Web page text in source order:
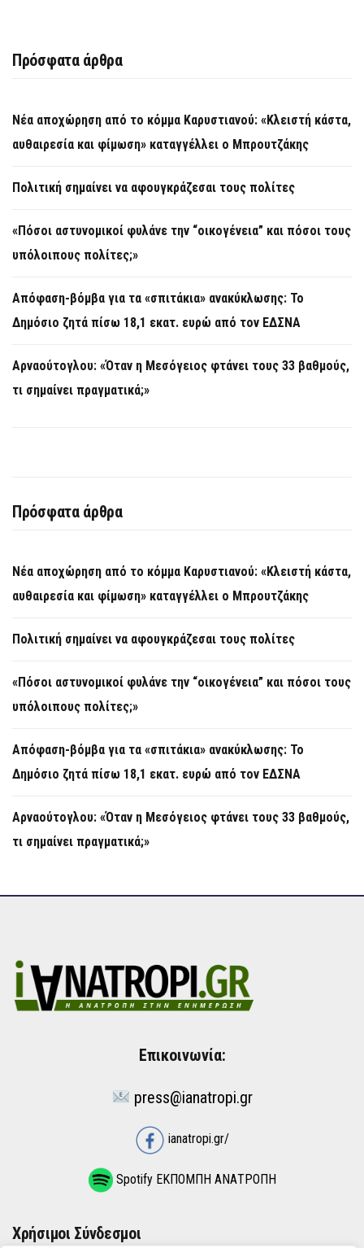
Πρόσφατα άρθρα
Νέα αποχώρηση από το κόμμα Καρυστιανού: «Κλειστή κάστα,
αυθαιρεσία και φίμωση» καταγγέλλει ο Μπρουτζάκης
Πολιτική σημαίνει να αφουγκράζεσαι τους πολίτες
«Πόσοι αστυνομικοί φυλάνε την “οικογένεια” και πόσοι τους
υπόλοιπους πολίτες;»
Απόφαση-βόμβα για τα «σπιτάκια» ανακύκλωσης: Το
Δημόσιο ζητά πίσω 18,1 εκατ. ευρώ από τον ΕΔΣΝΑ
Αρναούτογλου: «Όταν η Μεσόγειος φτάνει τους 33 βαθμούς,
τι σημαίνει πραγματικά;»
Πρόσφατα άρθρα
Νέα αποχώρηση από το κόμμα Καρυστιανού: «Κλειστή κάστα,
αυθαιρεσία και φίμωση» καταγγέλλει ο Μπρουτζάκης
Πολιτική σημαίνει να αφουγκράζεσαι τους πολίτες
«Πόσοι αστυνομικοί φυλάνε την “οικογένεια” και πόσοι τους
υπόλοιπους πολίτες;»
Απόφαση-βόμβα για τα «σπιτάκια» ανακύκλωσης: Το
Δημόσιο ζητά πίσω 18,1 εκατ. ευρώ από τον ΕΔΣΝΑ
Αρναούτογλου: «Όταν η Μεσόγειος φτάνει τους 33 βαθμούς,
τι σημαίνει πραγματικά;»
Επικοινωνία:
press@ianatropi.gr
ianatropi.gr/
Spotify ΕΚΠΟΜΠΗ ΑΝΑΤΡΟΠΗ
Χρήσιμοι Σύνδεσμοι